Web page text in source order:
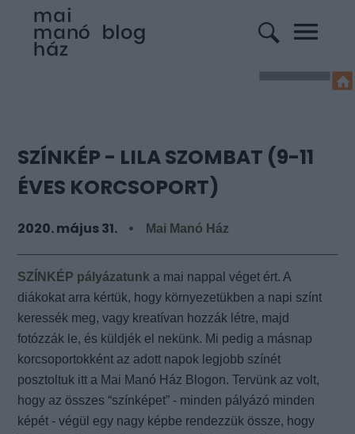
SZÍNKÉP - LILA SZOMBAT (9-11
ÉVES KORCSOPORT)
2020. május 31. Mai Manó Ház
SZÍNKÉP pályázatunk a mai nappal véget ért. A
diákokat arra kértük, hogy környezetükben a napi színt
keressék meg, vagy kreatívan hozzák létre, majd
fotózzák le, és küldjék el nekünk. Mi pedig a másnap
korcsoportokként az adott napok legjobb színét
posztoltuk itt a Mai Manó Ház Blogon. Tervünk az volt,
hogy az összes “színképet” - minden pályázó minden
képét - végül egy nagy képbe rendezzük össze, hogy